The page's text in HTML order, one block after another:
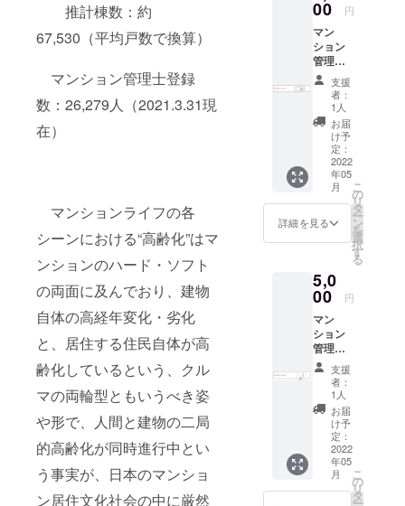
推計棟数：約
67,530（平均戸数で換算）
マンション管理士登録
数：26,279人（2021.3.31現
在）
マンションライフの各
シーンにおける“高齢化”はマ
ンションのハード・ソフト
の両面に及んでおり、建物
自体の高経年変化・劣化
と、居住する住民自体が高
齢化しているという、クル
マの両輪型ともいうべき姿
や形で、人間と建物の二局
的高齢化が同時進行中とい
う事実が、日本のマンショ
ン居住文化社会の中に厳然
務署へ個人
事務所とし
て届出済）
の代表
UMO（愛
【職業（資
格）】
マンション
その他に宅
士・管理業
務主任者・
行政書士及
び甲種防火
管理者等多
数の資格及
び資格予備
軍スタンバ
イ中（※試験
合格等のみ
で将来的な
登録予定分
入くだ
さい。
00 円
マン
ション
管理
士.com
オリジ
ナルマ
スク -材
質：ポ
リエス
テル。
ポリウ
レタン -
サイ
ズ：S、
M、L -
カ
白、
黒、グ
レーの
三色 -生
産国：
中国製
支援
者：
1人
お届
け予
定：
2022
年05
月
詳細を見る
こ
の
リ
タ
ー
ン
を
選
択
す
る
5,0
00 円
マン
ション
管理
士.com
オリジ
ナルタ
オル
（白） -
ラー：
白 -生産
国：中
国製
支援
者：
1人
お届
け予
定：
2022
年05
月
こ
の
リ
タ